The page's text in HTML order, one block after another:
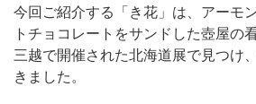
今回ご紹介する「き花」は、アーモ
トチョコレートをサンドした壺屋の
三越で開催された北海道展で見つけ
きました。